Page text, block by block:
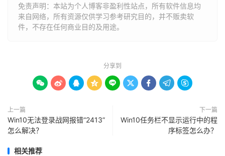
免责声明：本站为个人博客非盈利性站点，所有软件信息均
来自网络，所有资源仅供学习参考研究目的，并不贩卖软
件，不存在任何商业目的及用途。
分享到
        
上一篇
Win10无法登录战网报错“2413”
怎么解决？
下一篇
Win10任务栏不显示运行中的程
序标签怎么办？
相关推荐